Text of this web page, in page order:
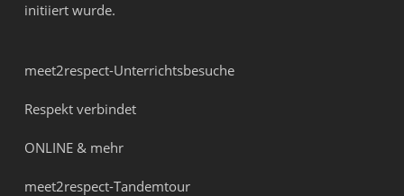
initiiert wurde.
meet2respect-Unterrichtsbesuche
Respekt verbindet
ONLINE & mehr
meet2respect-Tandemtour